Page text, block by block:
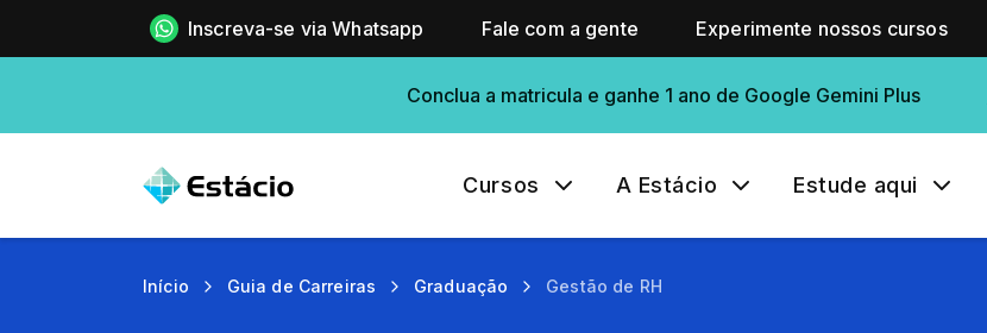
Inscreva-se via Whatsapp Fale com a gente Experimente nossos cursos
Conclua a matricula e ganhe 1 ano de Google Gemini Plus
Cursos A Estácio Estude aqui
Início Guia de Carreiras Graduação Gestão de RH